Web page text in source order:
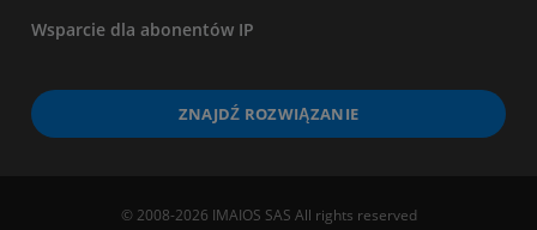
Wsparcie dla abonentów IP
ZNAJDŹ ROZWIĄZANIE
© 2008-2026 IMAIOS SAS All rights reserved